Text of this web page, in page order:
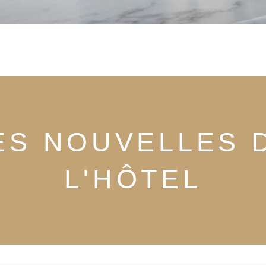
NOUVELLES
L'HÔTEL